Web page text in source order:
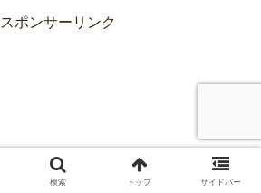
る、その理由とは・・・？連載第
スポンサーリンク
検索 トップ サイドバー